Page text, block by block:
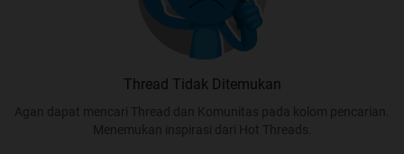
Thread Tidak Ditemukan
Agan dapat mencari Thread dan Komunitas pada kolom pencarian.
Menemukan inspirasi dari Hot Threads.